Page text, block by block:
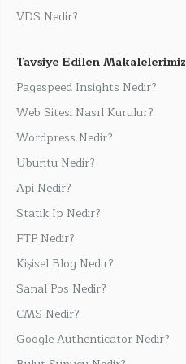
VDS Nedir?
Tavsiye Edilen Makalelerimiz
Pagespeed Insights Nedir?
Web Sitesi Nasıl Kurulur?
Wordpress Nedir?
Ubuntu Nedir?
Api Nedir?
Statik İp Nedir?
FTP Nedir?
Kişisel Blog Nedir?
Sanal Pos Nedir?
CMS Nedir?
Google Authenticator Nedir?